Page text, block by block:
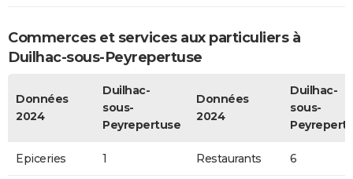
Commerces et services aux particuliers à
Duilhac-sous-Peyrepertuse
Données
2024
Duilhac-
sous-
Peyrepertuse
Données
2024
Duilhac-
sous-
Epiceries 1 Restaurants 6